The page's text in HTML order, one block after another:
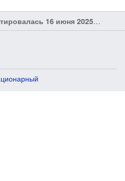
16 июня 2025 в 17:57